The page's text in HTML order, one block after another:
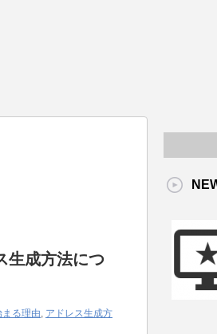
生成方法につ
る理由, アドレス生成方